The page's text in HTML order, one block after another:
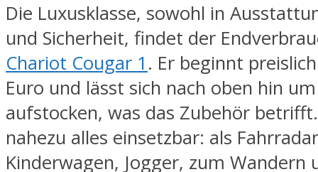
Die Luxusklasse, sowohl in
und Sicherheit, findet der
Chariot Cougar 1 . Er beginnt
Euro und lässt sich nach oben hin
aufstocken, was das Zubehör
nahezu alles einsetzbar: als
Kinderwagen, Jogger, zum Wandern